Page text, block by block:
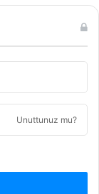
Unuttunuz mu?